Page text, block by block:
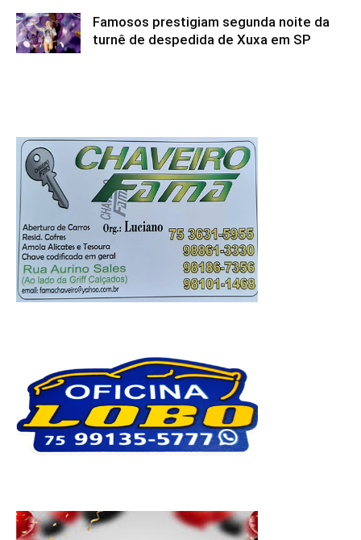
Famosos prestigiam segunda noite da
turnê de despedida de Xuxa em SP